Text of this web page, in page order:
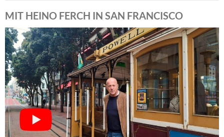
MIT HEINO FERCH IN SAN FRANCISCO